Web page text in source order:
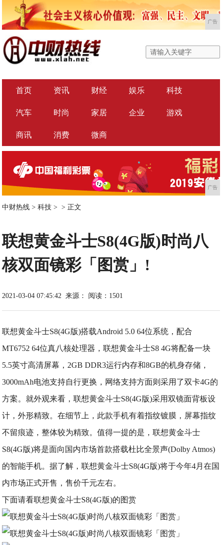
广告
首页 资讯 财经 娱乐 科技
汽车 时尚 家居 企业 游戏
商讯 消费 微商
广告
中财热线 >科技 > > 正文
联想黄金斗士S8(4G版)时尚八
核双面镜彩「图赏」!
2021-03-04 07:45:42 来源： 阅读：1501
联想黄金斗士S8(4G版)搭载Android 5.0 64位系统，配合
MT6752 64位真八核处理器，联想黄金斗士S8 4G将配备一块
5.5英寸高清屏幕，2GB DDR3运行内存和8GB的机身存储，
3000mAh电池支持自行更换，网络支持方面则采用了双卡4G的
方案。就外观来看，联想黄金斗士S8(4G版)采用双镜面背板设
计，外形精致。在细节上，此款手机有着指纹镀膜，屏幕指纹
不留痕迹，整体较为精致。值得一提的是，联想黄金斗士
S8(4G版)将是面向国内市场首款搭载杜比全景声(Dolby Atmos)
的智能手机。据了解，联想黄金斗士S8(4G版)将于今年4月在国
内市场正式开售，售价千元左右。
下面请看联想黄金斗士S8(4G版)的图赏